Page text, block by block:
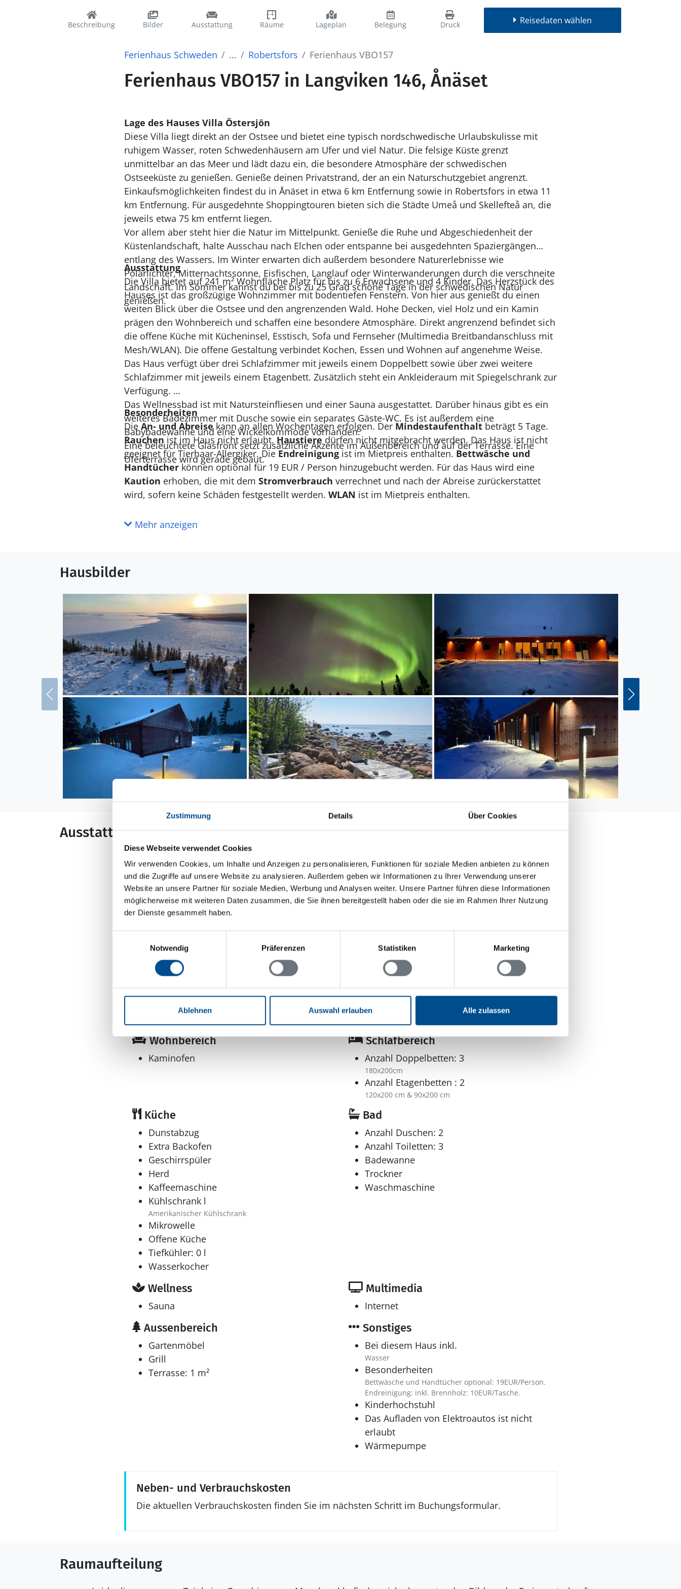
Zustimmung Details Über Cookies
Diese Webseite verwendet Cookies
Wir verwenden Cookies, um Inhalte und Anzeigen zu personalisieren, Funktionen für soziale Medien anbieten zu können
und die Zugriffe auf unsere Website zu analysieren. Außerdem geben wir Informationen zu Ihrer Verwendung unserer
Website an unsere Partner für soziale Medien, Werbung und Analysen weiter. Unsere Partner führen diese Informationen
möglicherweise mit weiteren Daten zusammen, die Sie ihnen bereitgestellt haben oder die sie im Rahmen Ihrer Nutzung
der Dienste gesammelt haben.
Notwendig
Präferenzen Statistiken Marketing
Ablehnen Auswahl erlauben Alle zulassen
Beschreibung Bilder Ausstattung Räume Lageplan Belegung Druck Reisedaten wählen
Ferienhaus Schweden ... Robertsfors Ferienhaus VBO157
Ferienhaus VBO157 in Langviken 146, Ånäset
Lage des Hauses Villa Östersjön
Diese Villa liegt direkt an der Ostsee und bietet eine typisch nordschwedische Urlaubskulisse mit
ruhigem Wasser, roten Schwedenhäusern am Ufer und viel Natur. Die felsige Küste grenzt
unmittelbar an das Meer und lädt dazu ein, die besondere Atmosphäre der schwedischen
Ostseeküste zu genießen. Genieße deinen Privatstrand, der an ein Naturschutzgebiet angrenzt.
Einkaufsmöglichkeiten findest du in Ånäset in etwa 6 km Entfernung sowie in Robertsfors in etwa 11
km Entfernung. Für ausgedehnte Shoppingtouren bieten sich die Städte Umeå und Skellefteå an, die
jeweils etwa 75 km entfernt liegen.
Vor allem aber steht hier die Natur im Mittelpunkt. Genieße die Ruhe und Abgeschiedenheit der
Küstenlandschaft, halte Ausschau nach Elchen oder entspanne bei ausgedehnten Spaziergängen
entlang des Wassers. Im Winter erwarten dich außerdem besondere Naturerlebnisse wie
Polarlichter, Mitternachtssonne, Eisfischen, Langlauf oder Winterwanderungen durch die verschneite
Landschaft. Im Sommer kannst du bei bis zu 25 Grad schöne Tage in der schwedischen Natur
genießen.
Ausstattung
Die Villa bietet auf 241 m² Wohnfläche Platz für bis zu 6 Erwachsene und 4 Kinder. Das Herzstück des
Hauses ist das großzügige Wohnzimmer mit bodentiefen Fenstern. Von hier aus genießt du einen
weiten Blick über die Ostsee und den angrenzenden Wald. Hohe Decken, viel Holz und ein Kamin
prägen den Wohnbereich und schaffen eine besondere Atmosphäre. Direkt angrenzend befindet sich
die offene Küche mit Kücheninsel, Esstisch, Sofa und Fernseher (Multimedia Breitbandanschluss mit
Mesh/WLAN). Die offene Gestaltung verbindet Kochen, Essen und Wohnen auf angenehme Weise.
Das Haus verfügt über drei Schlafzimmer mit jeweils einem Doppelbett sowie über zwei weitere
Schlafzimmer mit jeweils einem Etagenbett. Zusätzlich steht ein Ankleideraum mit Spiegelschrank zur
Verfügung.
Das Wellnessbad ist mit Natursteinfliesen und einer Sauna ausgestattet. Darüber hinaus gibt es ein
weiteres Badezimmer mit Dusche sowie ein separates Gäste-WC. Es ist außerdem eine
Babybadewanne und eine Wickelkommode vorhanden.
Eine beleuchtete Glasfront setzt zusätzliche Akzente im Außenbereich und auf der Terrasse. Eine
Uferterrasse wird gerade gebaut.
Besonderheiten
Die An- und Abreise kann an allen Wochentagen erfolgen. Der Mindestaufenthalt beträgt 5 Tage.
Rauchen ist im Haus nicht erlaubt. Haustiere dürfen nicht mitgebracht werden. Das Haus ist nicht
geeignet für Tierhaar-Allergiker. Die Endreinigung ist im Mietpreis enthalten. Bettwäsche und
Handtücher können optional für 19 EUR / Person hinzugebucht werden. Für das Haus wird eine
Kaution erhoben, die mit dem Stromverbrauch verrechnet und nach der Abreise zurückerstattet
wird, sofern keine Schäden festgestellt werden. WLAN ist im Mietpreis enthalten.
Mehr anzeigen
Hausbilder
Ausstattung
Allgemeines
Anzahl Personen: 6
Anzahl Kinder: 4
Baujahr: 2025
Grundstücksfläche: 2.000 m²
Handicapfreundlich
Rollstuhlgerecht durch breite Türen und
bodengleiche Dusche.
Inkl. Endreinigung
Nichtraucher
tolle Aussicht
Meerblick
Entfernungen
Abstand Einkauf: 6.000 m
Abstand Strand: 20 m
Abstand Wasser: 20 m
Wohnbereich
Kaminofen
Schlafbereich
Anzahl Doppelbetten: 3
180x200cm
Anzahl Etagenbetten : 2
120x200 cm & 90x200 cm
Küche
Dunstabzug
Extra Backofen
Geschirrspüler
Herd
Kaffeemaschine
Kühlschrank l
Amerikanischer Kühlschrank
Mikrowelle
Offene Küche
Tiefkühler: 0 l
Wasserkocher
Bad
Anzahl Duschen: 2
Anzahl Toiletten: 3
Badewanne
Trockner
Waschmaschine
Wellness
Sauna
Multimedia
Internet
Aussenbereich
Gartenmöbel
Grill
Terrasse: 1 m²
Sonstiges
Bei diesem Haus inkl.
Wasser
Besonderheiten
Bettwäsche und Handtücher optional: 19EUR/Person.
Endreinigung: inkl. Brennholz: 10EUR/Tasche.
Kinderhochstuhl
Das Aufladen von Elektroautos ist nicht
erlaubt
Wärmepumpe
Neben- und Verbrauchskosten
Die aktuellen Verbrauchskosten finden Sie im nächsten Schritt im Buchungsformular.
Raumaufteilung